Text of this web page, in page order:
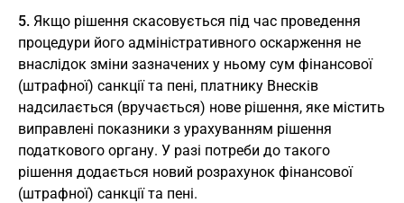
5. Якщо рішення скасовується під час проведення
процедури його адміністративного оскарження не
внаслідок зміни зазначених у ньому сум фінансової
(штрафної) санкції та пені, платнику Внесків
надсилається (вручається) нове рішення, яке містить
виправлені показники з урахуванням рішення
податкового органу. У разі потреби до такого
рішення додається новий розрахунок фінансової
(штрафної) санкції та пені.